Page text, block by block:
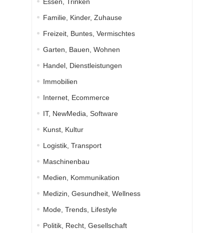
Essen, Trinken
Familie, Kinder, Zuhause
Freizeit, Buntes, Vermischtes
Garten, Bauen, Wohnen
Handel, Dienstleistungen
Immobilien
Internet, Ecommerce
IT, NewMedia, Software
Kunst, Kultur
Logistik, Transport
Maschinenbau
Medien, Kommunikation
Medizin, Gesundheit, Wellness
Mode, Trends, Lifestyle
Politik, Recht, Gesellschaft